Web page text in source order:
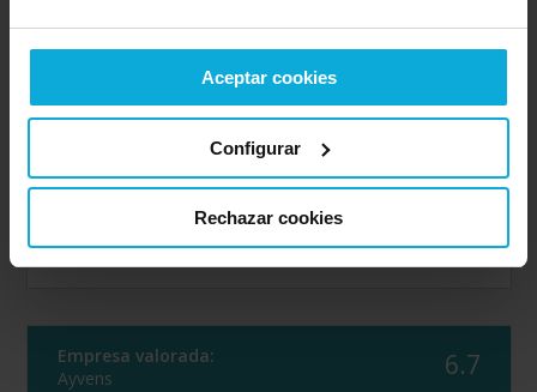
Aceptar cookies
Configurar
Rechazar cookies
Entre 6 y 8(201)-12%
0%
Empresa valorada:
Ayvens
6.7